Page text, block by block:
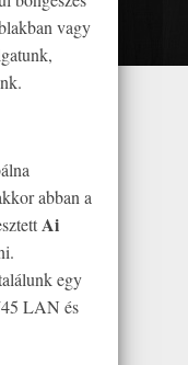
vagy
abban a
Ai
egy
LAN és